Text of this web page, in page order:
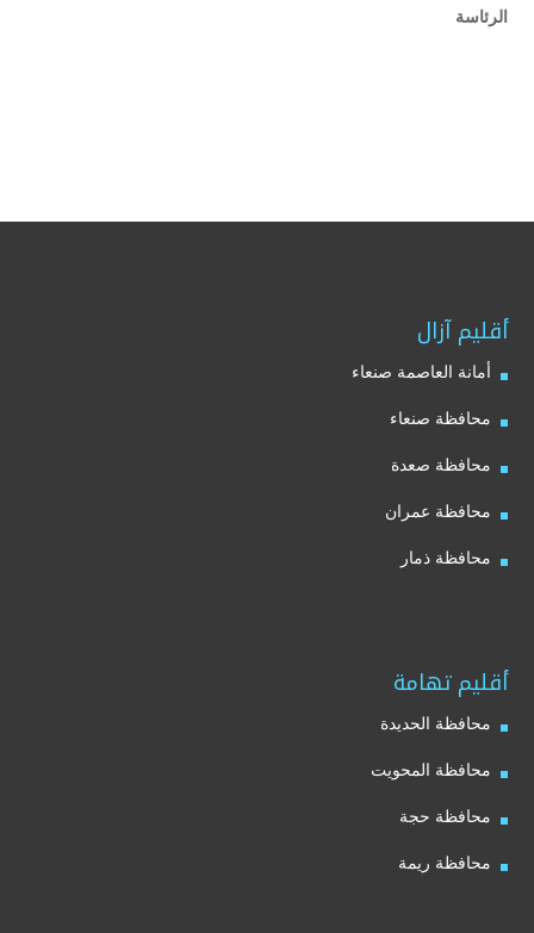
الرئاسة
أقليم آزال
أمانة العاصمة صنعاء
محافظة صنعاء
محافظة صعدة
محافظة عمران
محافظة ذمار
أقليم تهامة
محافظة الحديدة
محافظة المحويت
محافظة حجة
محافظة ريمة